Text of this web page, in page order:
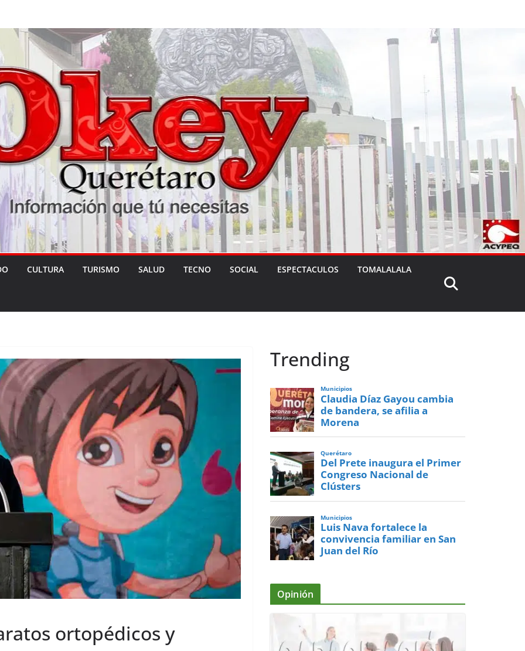
CULTURA TURISMO SALUD TECNO SOCIAL ESPECTACULOS TOMALALALA
ortopédicos y
Trending
Municipios
Claudia Díaz Gayou cambia
de bandera, se afilia a
Morena
Querétaro
Del Prete inaugura el Primer
Congreso Nacional de
Clústers
Municipios
Luis Nava fortalece la
convivencia familiar en San
Juan del Río
Opinión